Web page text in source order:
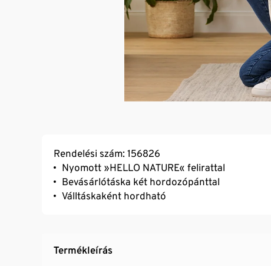
Rendelési szám: 156826
Nyomott »HELLO NATURE« felirattal
Bevásárlótáska két hordozópánttal
Válltáskaként hordható
Termékleírás